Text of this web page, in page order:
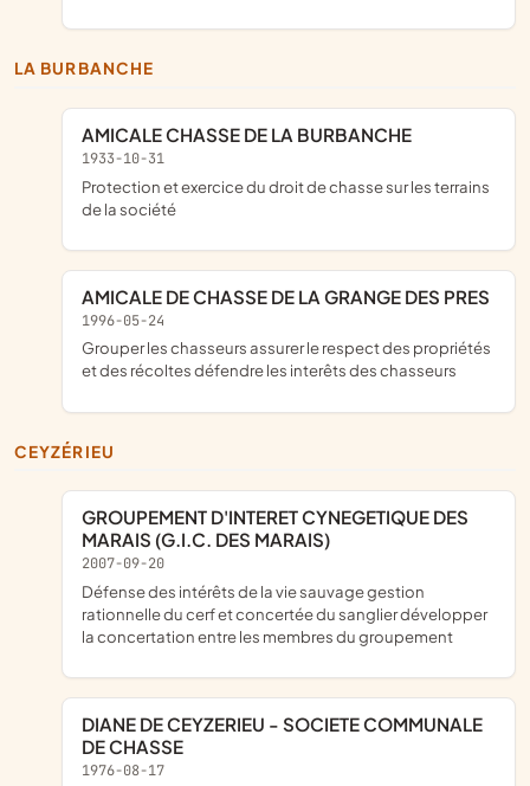
LA BURBANCHE
AMICALE CHASSE DE LA BURBANCHE
1933-10-31
protection et exercice du droit de chasse sur les terrains
de la société
AMICALE DE CHASSE DE LA GRANGE DES PRES
1996-05-24
grouper les chasseurs assurer le respect des propriétés
et des récoltes défendre les interêts des chasseurs
CEYZÉRIEU
GROUPEMENT D'INTERET CYNEGETIQUE DES
MARAIS (G.I.C. DES MARAIS)
2007-09-20
défense des intérêts de la vie sauvage gestion
rationnelle du cerf et concertée du sanglier développer
la concertation entre les membres du groupement
DIANE DE CEYZERIEU - SOCIETE COMMUNALE
DE CHASSE
1976-08-17